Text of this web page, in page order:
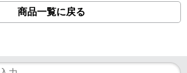
商品一覧に戻る